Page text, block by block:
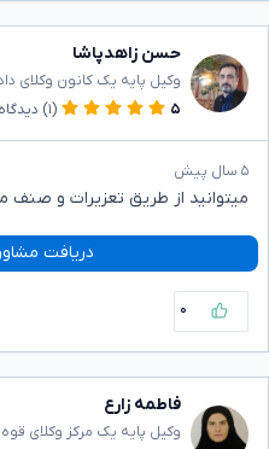
حسن زاهدپاشا
وکیل پایه یک کانون وکلای
۵
(۱) دیدگاه
۵ سال پیش
میتوانید از طریق تعزیرات و صنف
دریافت
۰
فاطمه زارع
وکیل پایه یک مرکز وکلای